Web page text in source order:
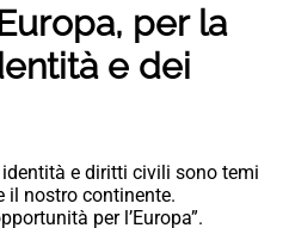
per la
e dei
e diritti civili sono temi
il nostro continente.
per l’Europa”.